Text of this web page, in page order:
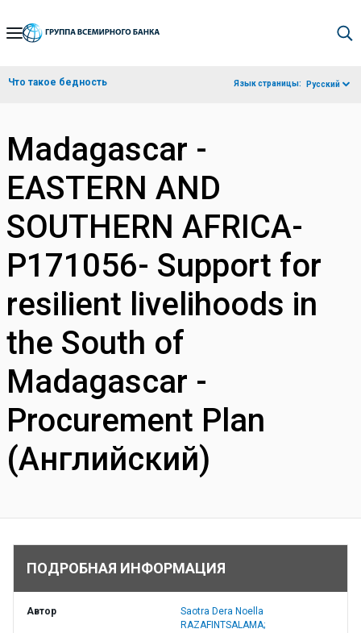
Skip
Navigation
Что такое бедность Язык страницы: Русский
Madagascar -
EASTERN AND
SOUTHERN AFRICA-
P171056- Support for
resilient livelihoods in
the South of
Madagascar -
Procurement Plan
(Английский)
ПОДРОБНАЯ ИНФОРМАЦИЯ
Автор
Saotra Dera Noella
RAZAFINTSALAMA;